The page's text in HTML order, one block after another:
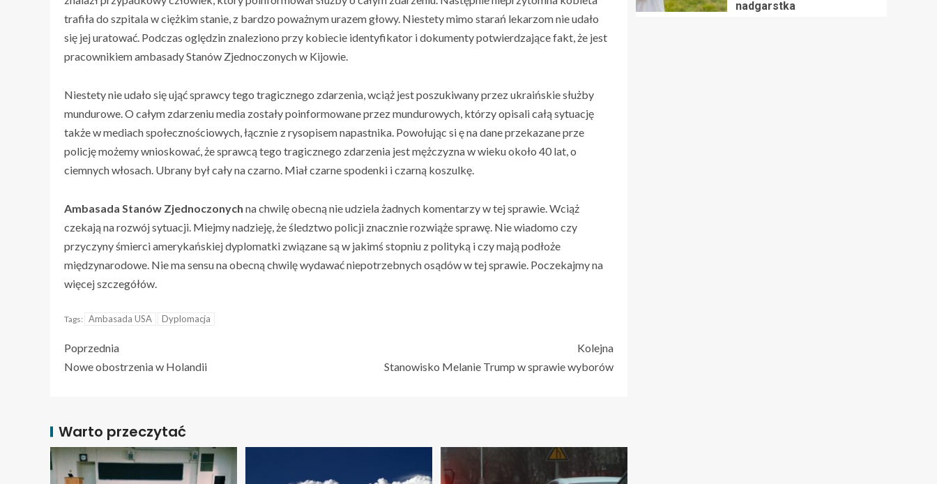
trafiła do szpitala w ciężkim stanie, z bardzo poważnym urazem głowy. Niestety mimo starań lekarzom nie udało
się jej uratować. Podczas oględzin znaleziono przy kobiecie identyfikator i dokumenty potwierdzające fakt, że jest
pracownikiem ambasady Stanów Zjednoczonych w Kijowie.
Niestety nie udało się ująć sprawcy tego tragicznego zdarzenia, wciąż jest poszukiwany przez ukraińskie służby
mundurowe. O całym zdarzeniu media zostały poinformowane przez mundurowych, którzy opisali całą sytuację
także w mediach społecznościowych, łącznie z rysopisem napastnika. Powołując si ę na dane przekazane prze
policję możemy wnioskować, że sprawcą tego tragicznego zdarzenia jest mężczyzna w wieku około 40 lat, o
ciemnych włosach. Ubrany był cały na czarno. Miał czarne spodenki i czarną koszulkę.
Ambasada Stanów Zjednoczonych na chwilę obecną nie udziela żadnych komentarzy w tej sprawie. Wciąż
czekają na rozwój sytuacji. Miejmy nadzieję, że śledztwo policji znacznie rozwiąże sprawę. Nie wiadomo czy
przyczyny śmierci amerykańskiej dyplomatki związane są w jakimś stopniu z polityką i czy mają podłoże
międzynarodowe. Nie ma sensu na obecną chwilę wydawać niepotrzebnych osądów w tej sprawie. Poczekajmy na
więcej szczegółów.
Tags: Ambasada USA Dyplomacja
Poprzednia
Nowe obostrzenia w Holandii
Kolejna
Stanowisko Melanie Trump w sprawie wyborów
Warto przeczytać
nadgarstka